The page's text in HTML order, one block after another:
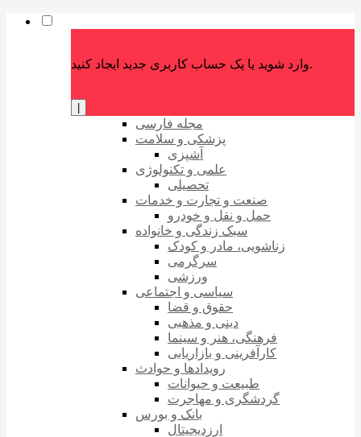
وارد شوید یا یک حساب کاربری جدید ایجاد کنید.
مجله فارسی
پزشکی و سلامت
آشپزی
علمی و تکنولوژی
تحصیلی
صنعت و تجارت و خدمات
حمل و نقل و خودرو
سبک زندگی و خانواده
زناشویی، مادر و کودک
سرگرمی
ورزشی
سیاسی و اجتماعی
حقوق و قضا
دینی و مذهبی
فرهنگی، هنر و سینما
کارآفرینی و بازاریابی
رویدادها و حوادث
طبیعت و حیوانات
گردشگری و مهاجرت
بانک و بورس
ارزدیجیتال